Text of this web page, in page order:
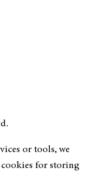
or tools, we
for storing